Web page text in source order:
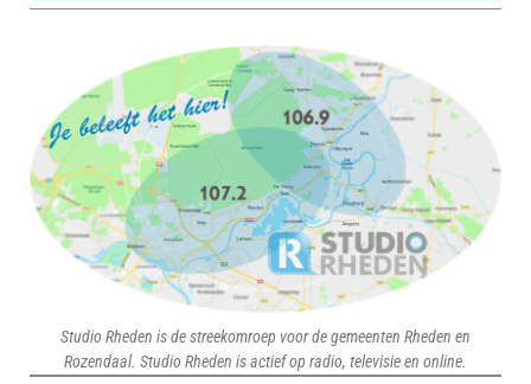
Studio Rheden is de streekomroep voor de gemeenten Rheden en
Rozendaal. Studio Rheden is actief op radio, televisie en online.